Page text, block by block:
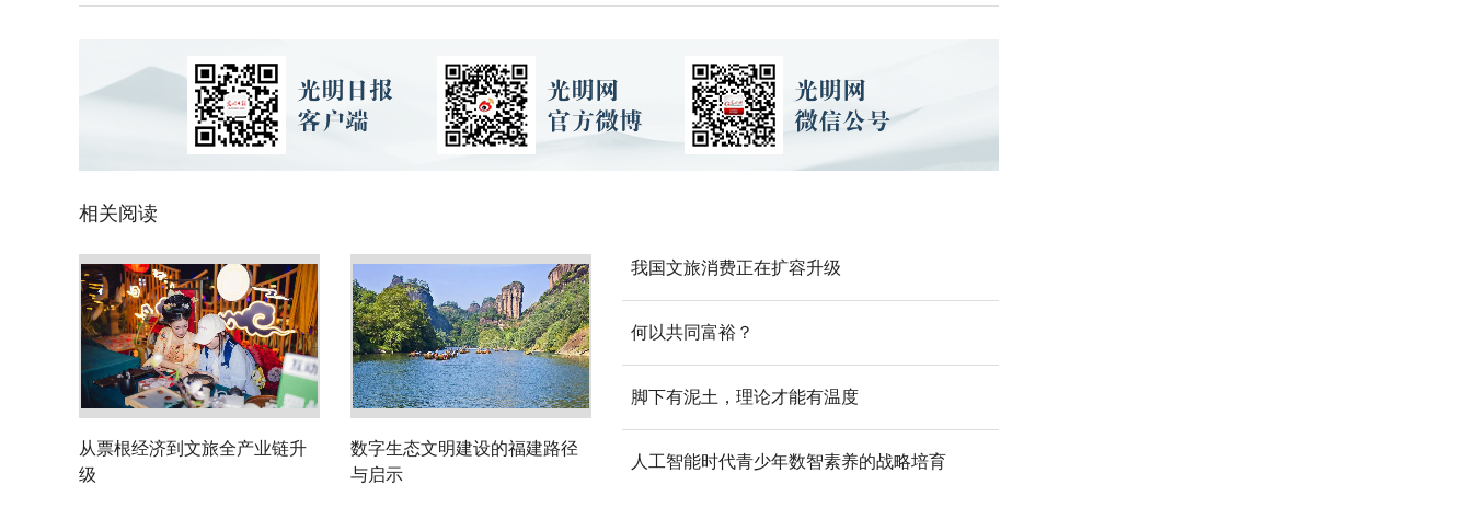
相关阅读
从票根经济到文旅全产业链升
级
数字生态文明建设的福建路径
与启示
我国文旅消费正在扩容升级
何以共同富裕？
脚下有泥土，理论才能有温度
人工智能时代青少年数智素养的战略培育